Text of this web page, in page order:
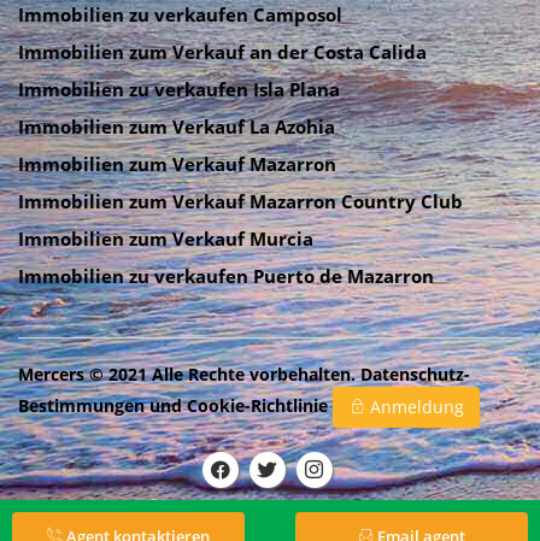
Immobilien zu verkaufen Camposol
Immobilien zum Verkauf an der Costa Calida
Immobilien zu verkaufen Isla Plana
Immobilien zum Verkauf La Azohia
Immobilien zum Verkauf Mazarron
Immobilien zum Verkauf Mazarron Country Club
Immobilien zum Verkauf Murcia
Immobilien zu verkaufen Puerto de Mazarron
Mercers © 2021 Alle Rechte vorbehalten.Datenschutz-
BestimmungenundCookie-Richtlinie Anmeldung
Agent kontaktieren Email agent